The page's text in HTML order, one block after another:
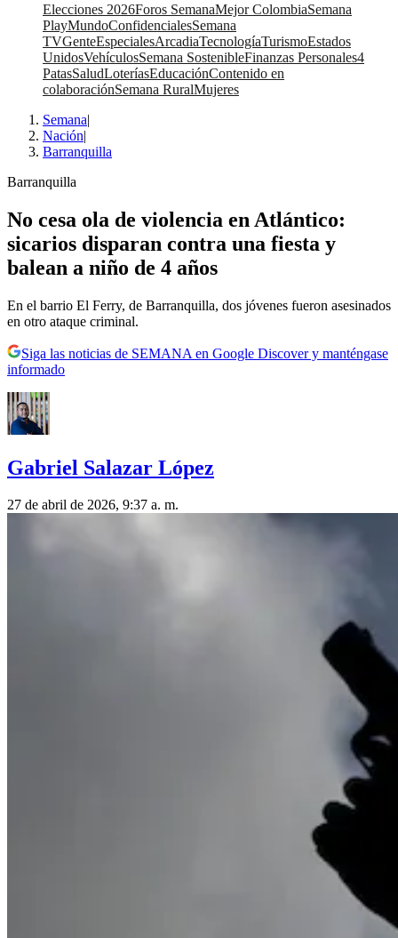
Elecciones 2026Foros SemanaMejor ColombiaSemana
PlayMundoConfidencialesSemana
TVGenteEspecialesArcadiaTecnologíaTurismoEstados
UnidosVehículosSemana SostenibleFinanzas Personales4
PatasSaludLoteríasEducaciónContenido en
colaboraciónSemana RuralMujeres
Semana|
Nación|
Barranquilla
Barranquilla
No cesa ola de violencia en Atlántico:
sicarios disparan contra una fiesta y
balean a niño de 4 años
En el barrio El Ferry, de Barranquilla, dos jóvenes fueron asesinados
en otro ataque criminal.
Siga las noticias de SEMANA en Google Discover y manténgase
informado
Gabriel Salazar López
27 de abril de 2026, 9:37 a. m.